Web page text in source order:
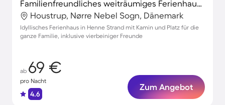
Familienfreundliches weiträumiges Ferienhaus mit Terrasse | Haustiere sind willkommen
Houstrup, Nørre Nebel Sogn, Dänemark
Idyllisches Ferienhaus in Henne Strand mit Kamin und Platz für die
ganze Familie, inklusive vierbeiniger Freunde
ab 69 €
pro Nacht
4.6
Zum Angebot